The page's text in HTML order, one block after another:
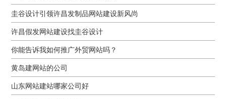
圭谷设计引领许昌发制品网站建设新风尚
许昌假发网站建设找圭谷设计
你能告诉我如何推广外贸网站吗？
黄岛建网站的公司
山东网站建站哪家公司好